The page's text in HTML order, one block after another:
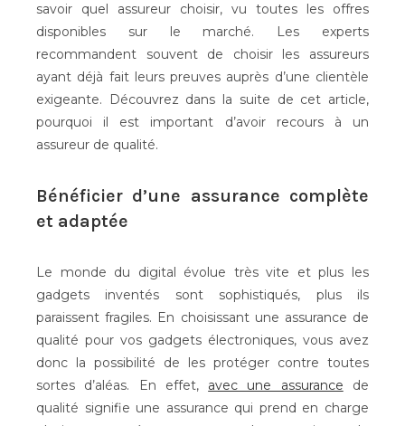
savoir quel assureur choisir, vu toutes les offres
disponibles sur le marché. Les experts
recommandent souvent de choisir les assureurs
ayant déjà fait leurs preuves auprès d’une clientèle
exigeante. Découvrez dans la suite de cet article,
pourquoi il est important d’avoir recours à un
assureur de qualité.
Bénéficier d’une assurance complète
et adaptée
Le monde du digital évolue très vite et plus les
gadgets inventés sont sophistiqués, plus ils
paraissent fragiles. En choisissant une assurance de
qualité pour vos gadgets électroniques, vous avez
donc la possibilité de les protéger contre toutes
sortes d’aléas. En effet, avec une assurance de
qualité signifie une assurance qui prend en charge